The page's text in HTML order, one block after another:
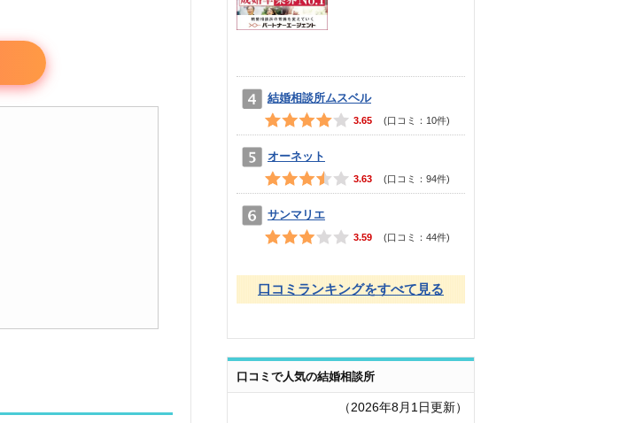
結婚相談所ムスベル
3.65 (口コミ： 10件)
オーネット
3.63 (口コミ： 94件)
サンマリエ
3.59 (口コミ： 44件)
口コミランキングをすべて見る
口コミで人気の結婚相談所
（2026年8月1日更新）